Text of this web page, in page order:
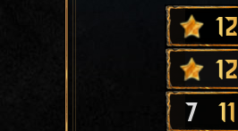
12
12
7 11